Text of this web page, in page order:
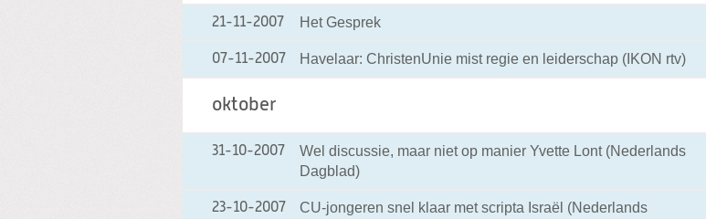
21-11-2007 Het Gesprek
07-11-2007 Havelaar: ChristenUnie mist regie en leiderschap (IKON rtv)
oktober
31-10-2007
Wel discussie, maar niet op manier Yvette Lont (Nederlands
Dagblad)
23-10-2007
CU-jongeren snel klaar met scripta Israël (Nederlands